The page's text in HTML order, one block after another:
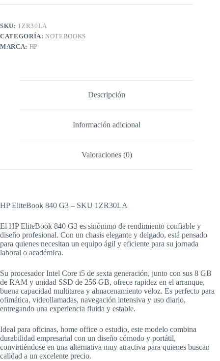
SKU: 1ZR30LA
CATEGORÍA:NOTEBOOKS
MARCA: HP
Descripción
Información adicional
Valoraciones (0)
HP EliteBook 840 G3 – SKU 1ZR30LA
El HP EliteBook 840 G3 es sinónimo de rendimiento confiable y
diseño profesional. Con un chasis elegante y delgado, está pensado
para quienes necesitan un equipo ágil y eficiente para su jornada
laboral o académica.
Su procesador Intel Core i5 de sexta generación, junto con sus 8 GB
de RAM y unidad SSD de 256 GB, ofrece rapidez en el arranque,
buena capacidad multitarea y almacenamiento veloz. Es perfecto para
ofimática, videollamadas, navegación intensiva y uso diario,
entregando una experiencia fluida y estable.
Ideal para oficinas, home office o estudio, este modelo combina
durabilidad empresarial con un diseño cómodo y portátil,
convirtiéndose en una alternativa muy atractiva para quienes buscan
calidad a un excelente precio.